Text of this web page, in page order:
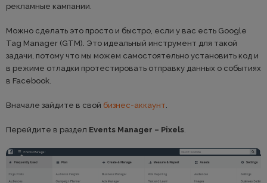
рекламные кампании.
Можно сделать это просто и быстро, если у вас есть Google
Tag Manager (GTM). Это идеальный инструмент для такой
задачи, потому что мы можем самостоятельно установить код и
в режиме отладки протестировать отправку данных о событиях
в Facebook.
Вначале зайдите в свой бизнес-аккаунт.
Перейдите в раздел Events Manager – Pixels.